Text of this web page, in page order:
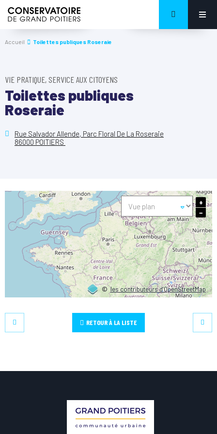
Accueil Toilettes publiques Roseraie
VIE PRATIQUE, SERVICE AUX CITOYENS
Toilettes publiques
Roseraie
Rue Salvador Allende, Parc Floral De La Roseraie
86000 POITIERS
©les contributeurs d’OpenStreetMap
+
−
RETOUR À LA LISTE